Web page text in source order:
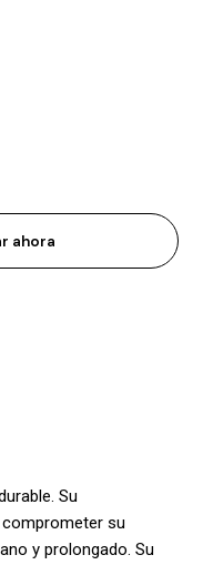
ahora
Su
su
y prolongado. Su